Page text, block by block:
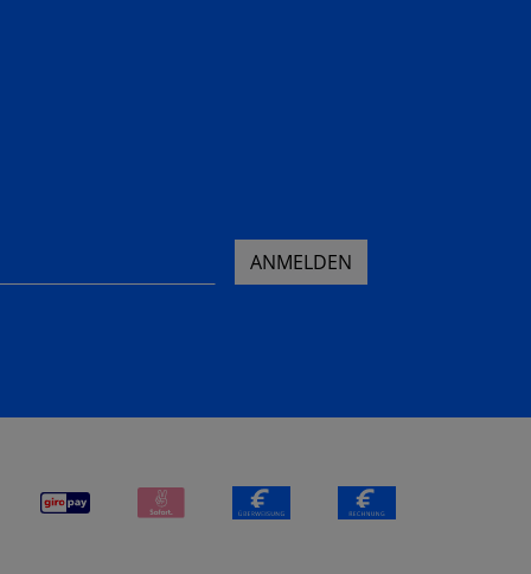
ANMELDEN